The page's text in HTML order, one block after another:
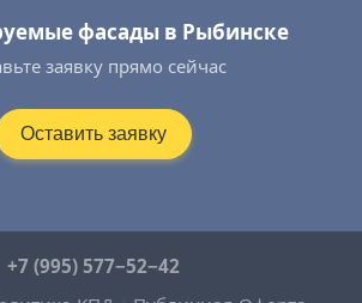
фасады в Рыбинске
заявку прямо сейчас
Оставить заявку
+7 (995) 577−52−42